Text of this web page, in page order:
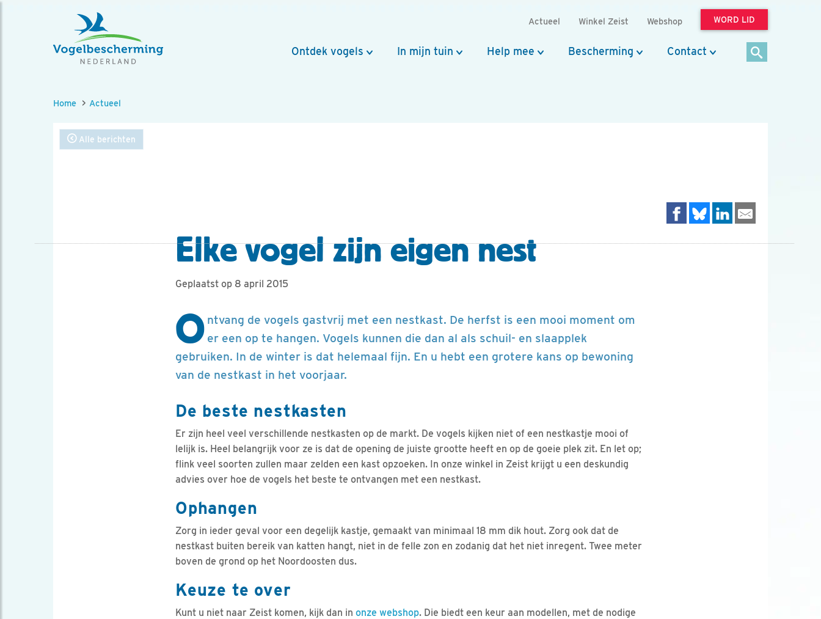
Actueel Winkel Zeist Webshop WORD LID
Ontdek vogels In mijn tuin Help mee Bescherming Contact
Home Actueel
Alle berichten
Elke vogel zijn eigen nest
Geplaatst op 8 april 2015
O ntvang de vogels gastvrij met een nestkast. De herfst is een mooi moment om
er een op te hangen. Vogels kunnen die dan al als schuil- en slaapplek
gebruiken. In de winter is dat helemaal fijn. En u hebt een grotere kans op bewoning
van de nestkast in het voorjaar.
De beste nestkasten
Er zijn heel veel verschillende nestkasten op de markt. De vogels kijken niet of een nestkastje mooi of
lelijk is. Heel belangrijk voor ze is dat de opening de juiste grootte heeft en op de goeie plek zit. En let op;
flink veel soorten zullen maar zelden een kast opzoeken. In onze winkel in Zeist krijgt u een deskundig
advies over hoe de vogels het beste te ontvangen met een nestkast.
Ophangen
Zorg in ieder geval voor een degelijk kastje, gemaakt van minimaal 18 mm dik hout. Zorg ook dat de
nestkast buiten bereik van katten hangt, niet in de felle zon en zodanig dat het niet inregent. Twee meter
boven de grond op het Noordoosten dus.
Keuze te over
Kunt u niet naar Zeist komen, kijk dan in onze webshop. Die biedt een keur aan modellen, met de nodige